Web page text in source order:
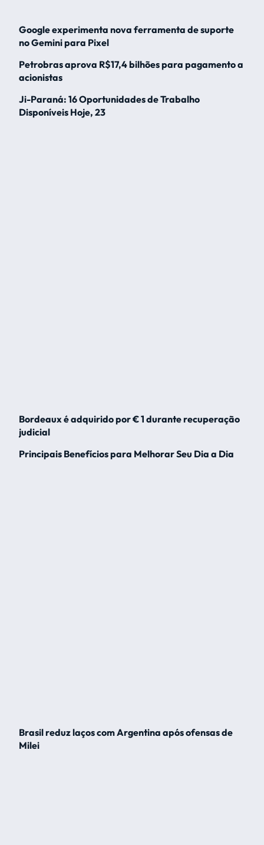
Google experimenta nova ferramenta de suporte
no Gemini para Pixel
Petrobras aprova R$17,4 bilhões para pagamento a
acionistas
Ji-Paraná: 16 Oportunidades de Trabalho
Disponíveis Hoje, 23
Bordeaux é adquirido por € 1 durante recuperação
judicial
Principais Benefícios para Melhorar Seu Dia a Dia
Brasil reduz laços com Argentina após ofensas de
Milei